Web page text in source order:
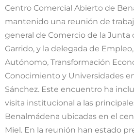
Centro Comercial Abierto de
mantenido una reunión de
general de Comercio de la Junta
Garrido, y la delegada de
Autónomo, Transformación
Conocimiento y Universidades
Sánchez. Este encuentro ha
visita institucional a las
Benalmádena ubicadas en el
Miel. En la reunión han estado